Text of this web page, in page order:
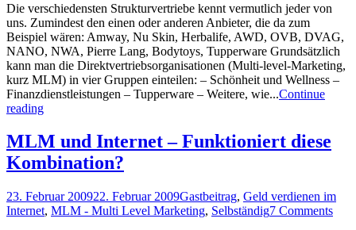
Die verschiedensten Strukturvertriebe kennt vermutlich jeder von
uns. Zumindest den einen oder anderen Anbieter, die da zum
Beispiel wären: Amway, Nu Skin, Herbalife, AWD, OVB, DVAG,
NANO, NWA, Pierre Lang, Bodytoys, Tupperware Grundsätzlich
kann man die Direktvertriebsorganisationen (Multi-level-Marketing,
kurz MLM) in vier Gruppen einteilen: – Schönheit und Wellness –
Finanzdienstleistungen – Tupperware – Weitere, wie...Continue
reading
MLM und Internet – Funktioniert diese
Kombination?
23. Februar 200922. Februar 2009Gastbeitrag, Geld verdienen im
Internet, MLM - Multi Level Marketing, Selbständig7 Comments